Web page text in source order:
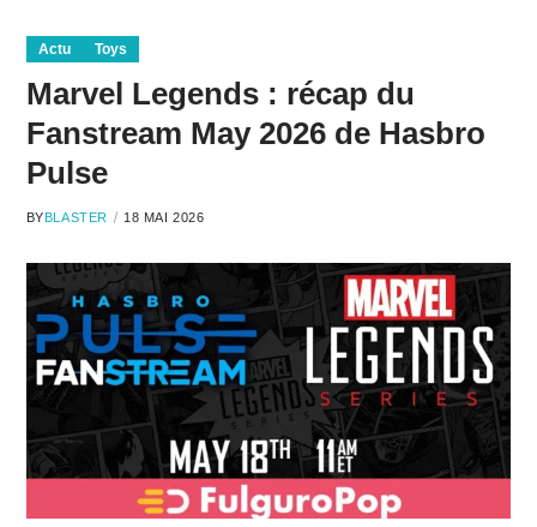
Actu Toys
Marvel Legends : récap du
Fanstream May 2026 de Hasbro
Pulse
BYBLASTER 18 MAI 2026